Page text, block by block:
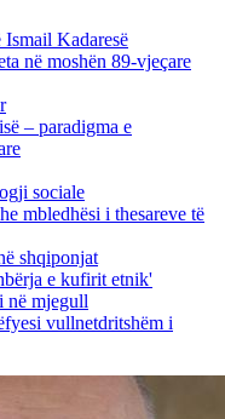
Kadaresë
në moshën 89-vjeçare
– paradigma e
sociale
mbledhësi i thesareve të
shqiponjat
e kufirit etnik'
në mjegull
vullnetdritshëm i